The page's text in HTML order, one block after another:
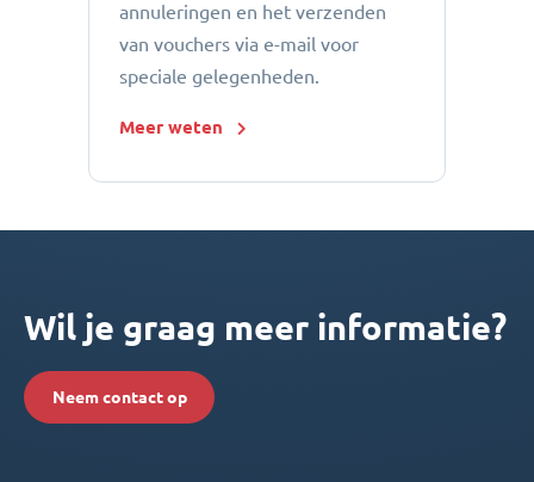
annuleringen en het verzenden
van vouchers via e-mail voor
speciale gelegenheden.
Meer weten
Wil je graag meer informatie?
Neem contact op